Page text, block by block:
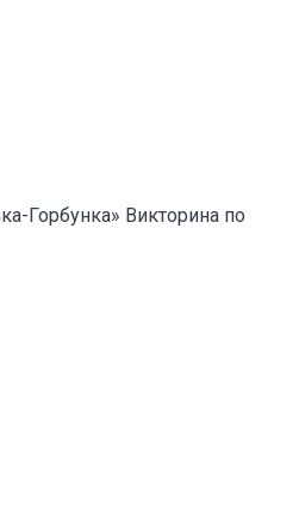
Горбунка» Викторина по